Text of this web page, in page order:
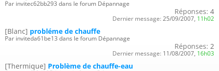
Par invitec62bb293 dans le forum Dépannage
Réponses: 4
Dernier message: 25/09/2007, 11h02
[Blanc] probléme de chauffe
Par inviteda61be13 dans le forum Dépannage
Réponses: 2
Dernier message: 11/08/2007, 16h03
[Thermique] Problème de chauffe-eau